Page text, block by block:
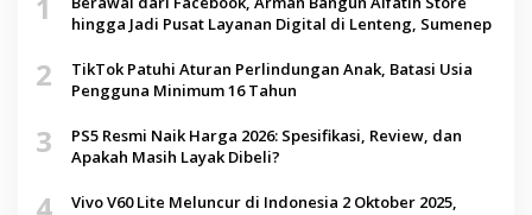
1
hingga Jadi Pusat Layanan Digital di Lenteng, Sumenep
2
TikTok Patuhi Aturan Perlindungan Anak, Batasi Usia
Pengguna Minimum 16 Tahun
3
PS5 Resmi Naik Harga 2026: Spesifikasi, Review, dan
Apakah Masih Layak Dibeli?
Vivo V60 Lite Meluncur di Indonesia 2 Oktober 2025,